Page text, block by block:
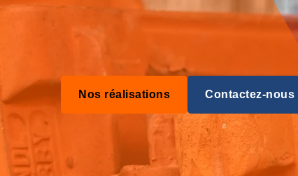
Nos réalisations Contactez-nous